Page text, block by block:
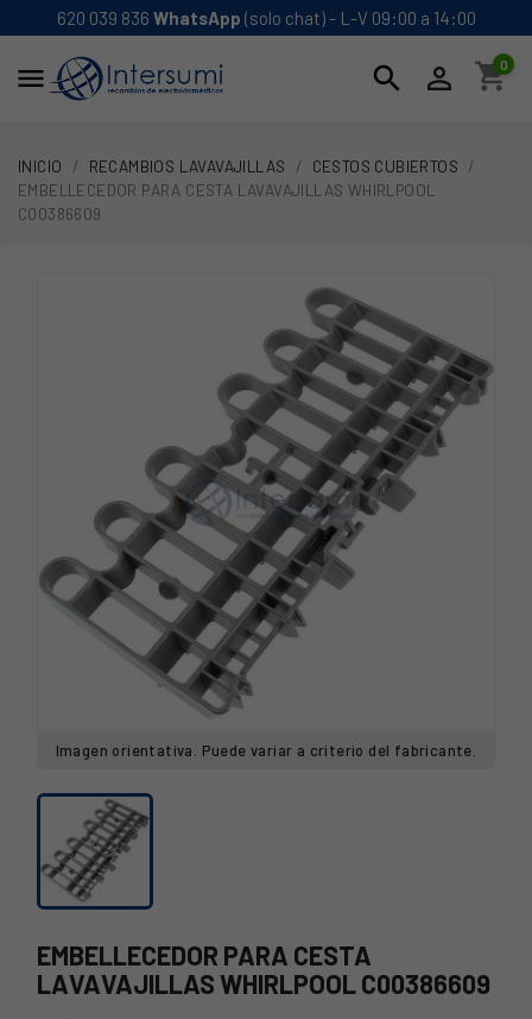
620 039 836 WhatsApp (solo chat) - L-V 09:00 a 14:00
 search  shopping_cart
0
INICIO RECAMBIOS LAVAVAJILLAS
CESTOS CUBIERTOS
EMBELLECEDOR PARA CESTA LAVAVAJILLAS WHIRLPOOL
C00386609
Imagen orientativa. Puede variar a criterio del fabricante.
EMBELLECEDOR PARA CESTA
LAVAVAJILLAS WHIRLPOOL C00386609